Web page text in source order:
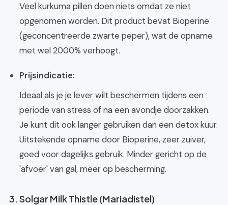
Veel kurkuma pillen doen niets omdat ze niet
opgenomen worden. Dit product bevat Bioperine
(geconcentreerde zwarte peper), wat de opname
met wel 2000% verhoogt.
Prijsindicatie:
Ideaal als je je lever wilt beschermen tijdens een
periode van stress of na een avondje doorzakken.
Je kunt dit ook langer gebruiken dan een detox kuur.
Uitstekende opname door Bioperine, zeer zuiver,
goed voor dagelijks gebruik. Minder gericht op de
'afvoer' van gal, meer op bescherming.
3. Solgar Milk Thistle (Mariadistel)